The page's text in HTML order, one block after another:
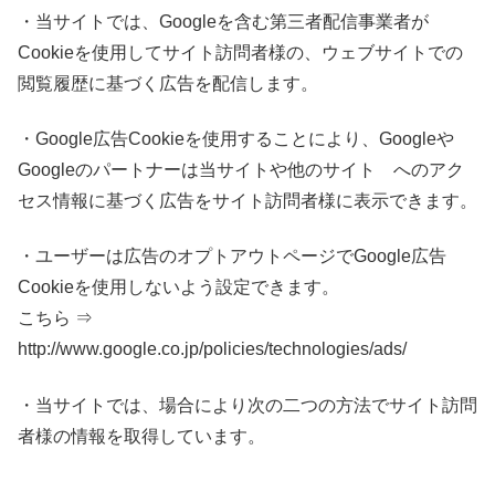
・当サイトでは、Googleを含む第三者配信事業者が
Cookieを使用してサイト訪問者様の、ウェブサイトでの
閲覧履歴に基づく広告を配信します。
・Google広告Cookieを使用することにより、Googleや
Googleのパートナーは当サイトや他のサイト へのアク
セス情報に基づく広告をサイト訪問者様に表示できます。
・ユーザーは広告のオプトアウトページでGoogle広告
Cookieを使用しないよう設定できます。
こちら ⇒
http://www.google.co.jp/policies/technologies/ads/
・当サイトでは、場合により次の二つの方法でサイト訪問
者様の情報を取得しています。